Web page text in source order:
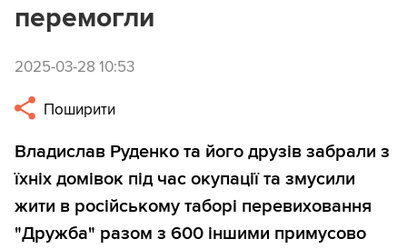
перемогли
2025-03-28 10:53
Поширити
Владислав Руденко та його друзів забрали з
їхніх домівок під час окупації та змусили
жити в російському таборі перевиховання
"Дружба" разом з 600 іншими примусово